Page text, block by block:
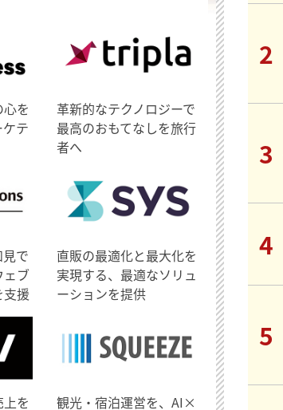
を
テ
革新的なテクノロジーで
最高のおもてなしを旅行
者へ
で
ェブ
支援
直販の最適化と最大化を
実現する、最適なソリュ
ーションを提供
を
観光・宿泊運営を、AI×